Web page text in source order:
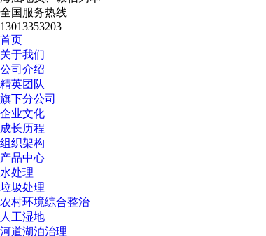
全国服务热线
13013353203
首页
关于我们
公司介绍
精英团队
旗下分公司
企业文化
成长历程
组织架构
产品中心
水处理
垃圾处理
农村环境综合整治
人工湿地
河道湖泊治理